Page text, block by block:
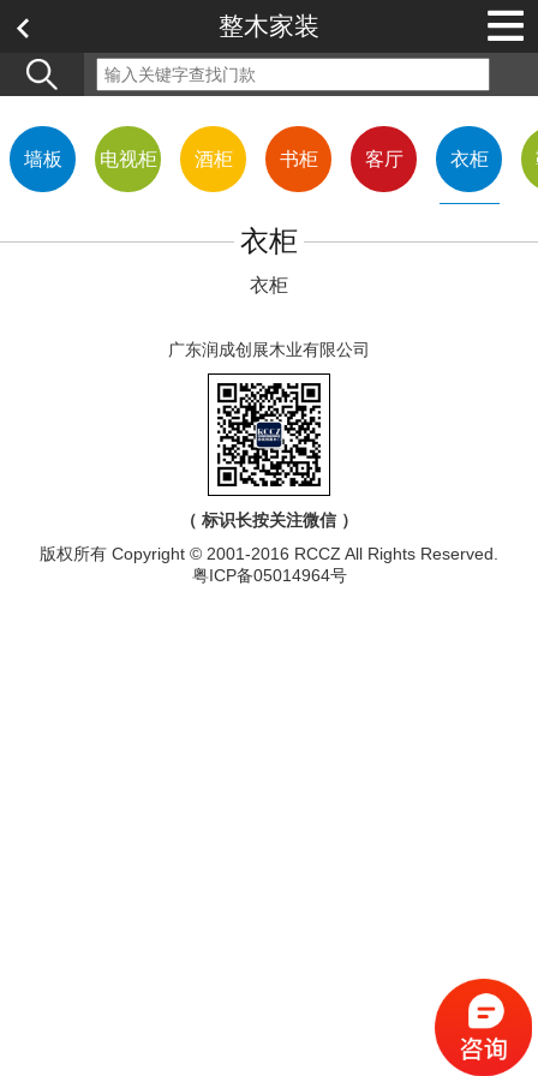
整木家装
墙板 电视柜 酒柜 书柜 客厅 衣柜
衣柜
衣柜
广东润成创展木业有限公司
（ 标识长按关注微信 ）
版权所有 Copyright © 2001-2016 RCCZ All Rights Reserved.
粤ICP备05014964号